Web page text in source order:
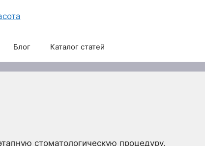
Блог Каталог статей
стоматологическую процедуру,